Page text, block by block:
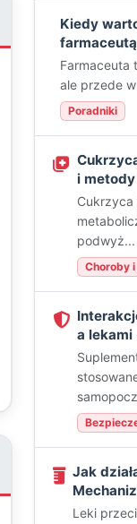
Kiedy
Farmaceuta
ale przede
Poradniki
i
Cukrzyca
podwyż...
Choroby
a
Jak
Leki